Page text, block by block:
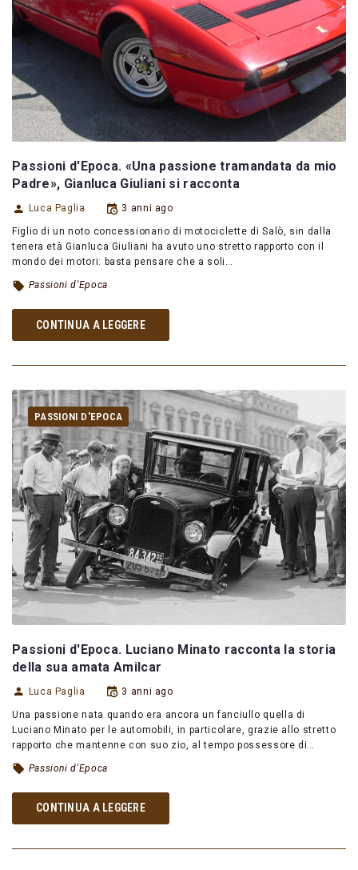
Passioni d'Epoca. «Una passione tramandata da mio
Padre», Gianluca Giuliani si racconta
Luca Paglia 3 anni ago
Figlio di un noto concessionario di motociclette di Salò, sin dalla
tenera età Gianluca Giuliani ha avuto uno stretto rapporto con il
mondo dei motori: basta pensare che a soli…
Passioni d'Epoca
CONTINUA A LEGGERE
PASSIONI D'EPOCA
Passioni d'Epoca. Luciano Minato racconta la storia
della sua amata Amilcar
Luca Paglia 3 anni ago
Una passione nata quando era ancora un fanciullo quella di
Luciano Minato per le automobili, in particolare, grazie allo stretto
rapporto che mantenne con suo zio, al tempo possessore di…
Passioni d'Epoca
CONTINUA A LEGGERE